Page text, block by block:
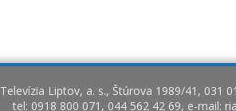
Televízia Liptov, a. s., Štúrova 1989/41, 031
tel: 0918 800 071, 044 562 42 69, e-mail: